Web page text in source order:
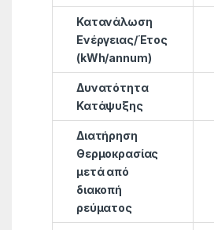
Κατανάλωση
Ενέργειας/Έτος
(kWh/annum)
Δυνατότητα
Κατάψυξης
Διατήρηση
Θερμοκρασίας
μετά από
διακοπή
ρεύματος